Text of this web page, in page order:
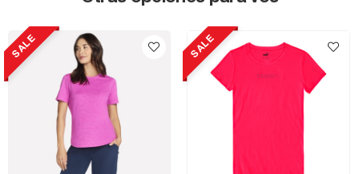
SALE SALE